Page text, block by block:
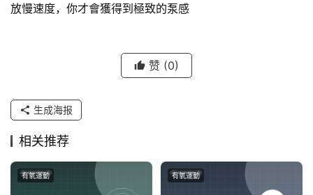
放慢速度，你才會獲得到極致的泵感
赞 (0)
生成海报
相关推荐
有氧運動 有氧運動